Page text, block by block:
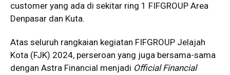
customer yang ada di sekitar ring 1 FIFGROUP Area
Denpasar dan Kuta.
Atas seluruh rangkaian kegiatan FIFGROUP Jelajah
Kota (FJK) 2024, perseroan yang juga bersama-sama
dengan Astra Financial menjadi Official Financial